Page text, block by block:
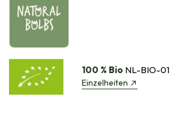
100 % Bio NL-BIO-01
Einzelheiten